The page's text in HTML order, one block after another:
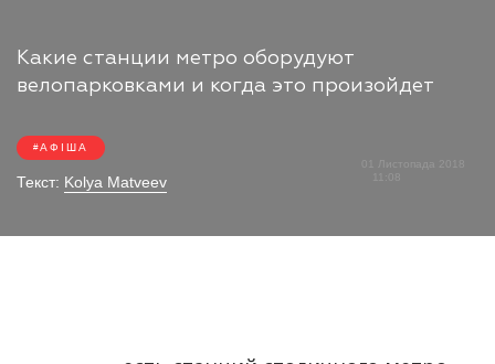
Какие станции метро оборудуют
велопарковками и когда это произойдет
АФІША
Текст: Kolya Matveev
01 Листопада 2018